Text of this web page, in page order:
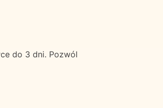
do 3 dni. Pozwól